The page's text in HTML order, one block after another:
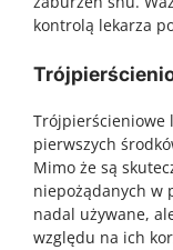
kontrolą lekarza
Trójpierścieniowe
pierwszych
Mimo że są
niepożądanych w
nadal używane,
względu na ich